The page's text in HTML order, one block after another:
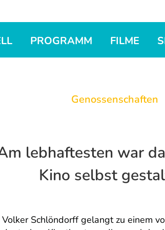
PROGRAMM FILME
Genossenschaften
lebhaftesten war
Kino selbst
Volker Schlöndorff gelangt zu einem